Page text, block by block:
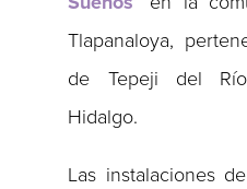
Tlapanaloya,
de Tepeji del
Hidalgo.
Las instalaciones